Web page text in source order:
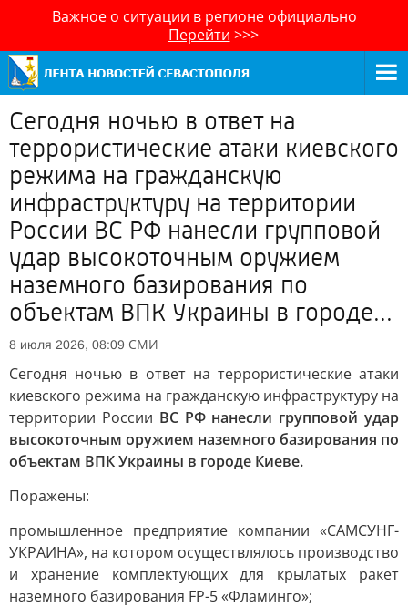
Важное о ситуации в регионе официально
Перейти >>>
Сегодня ночью в ответ на
террористические атаки киевского
режима на гражданскую
инфраструктуру на территории
России ВС РФ нанесли групповой
удар высокоточным оружием
наземного базирования по
объектам ВПК Украины в городе...
8 июля 2026, 08:09 СМИ
Сегодня ночью в ответ на террористические атаки
киевского режима на гражданскую инфраструктуру на
территории России ВС РФ нанесли групповой удар
высокоточным оружием наземного базирования по
объектам ВПК Украины в городе Киеве.
Поражены:
промышленное предприятие компании «САМСУНГ-
УКРАИНА», на котором осуществлялось производство
и хранение комплектующих для крылатых ракет
наземного базирования FP-5 «Фламинго»;